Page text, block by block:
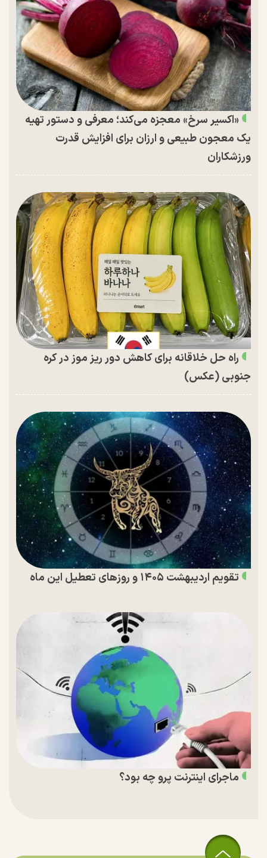
«اکسیر سرخ» معجزه می‌کند؛ معرفی و دستور تهیه
یک معجون طبیعی و ارزان برای افزایش قدرت
ورزشکاران
راه حل خلاقانه برای کاهش دور ریز موز در کره
جنوبی (عکس)
تقویم اردیبهشت ۱۴۰۵ و روز‌های تعطیل این ماه
ماجرای اینترنت پرو چه بود؟